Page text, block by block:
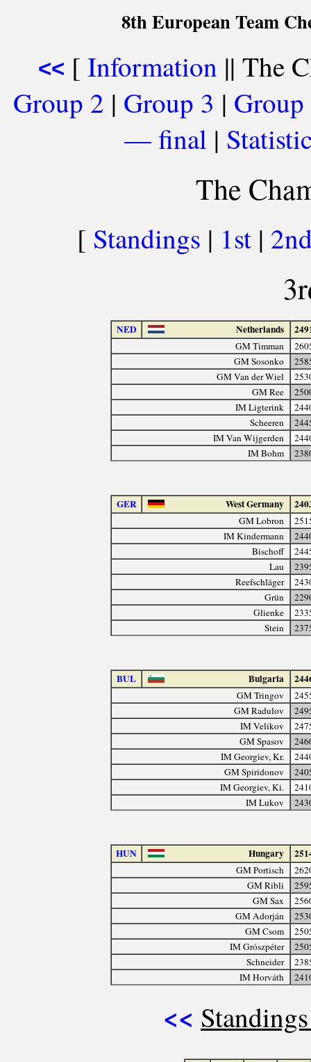
8th European Team
<< [ Information || The
Group 2 | Group 3 |
— final |
The
[ Standings | 1st |
NED Netherlands
GM Timman
GM Sosonko
GM Van der Wiel
GM Ree
IM Ligterink
Scheeren
IM Van Wijgerden
IM Bohm
GER West Germany
GM Lobron
IM Kindermann
Bischoff
Lau
Reefschläger
Grün
Glienke
Stein
BUL Bulgaria
GM Tringov
GM Radulov
IM Velikov
GM Spasov
IM Georgiev, Kr.
GM Spiridonov
IM Georgiev, Ki.
IM Lukov
HUN Hungary
GM Portisch
GM Ribli
GM Sax
GM Adorján
GM Csom
IM Grószpéter
Schneider
IM Horváth
<<